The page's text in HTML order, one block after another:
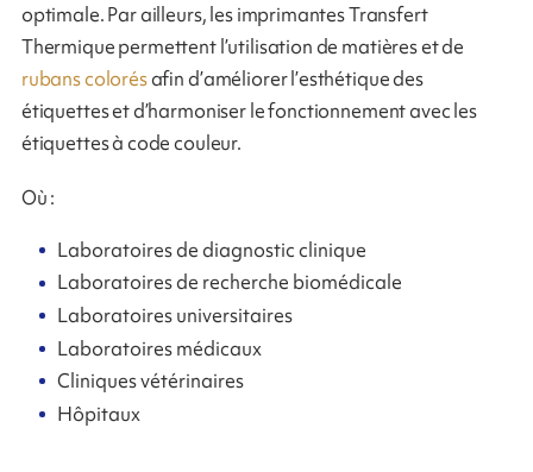
optimale. Par ailleurs, les imprimantes Transfert
Thermique permettent l’utilisation de matières et de
rubans colorésafin d’améliorer l’esthétique des
étiquettes et d’harmoniser le fonctionnement avec les
étiquettes à code couleur.
Où :
Laboratoires de diagnostic clinique
Laboratoires de recherche biomédicale
Laboratoires universitaires
Laboratoires médicaux
Cliniques vétérinaires
Hôpitaux